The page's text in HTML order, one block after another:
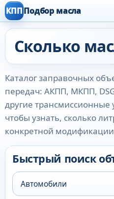
КПППодбор масла
Сколько
Каталог заправочных
передач: АКПП, МКПП,
другие трансмиссионные
чтобы узнать, сколько
конкретной
Быстрый поиск